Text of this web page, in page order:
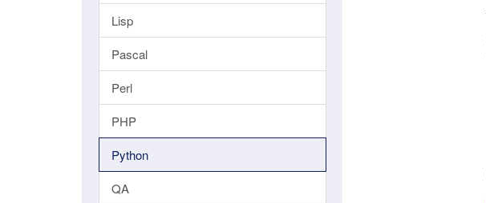
Lisp
Pascal
Perl
PHP
Python
QA